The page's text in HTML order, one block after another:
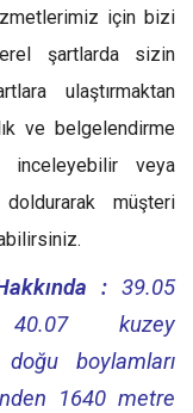
için bizi
şartlarda sizin
ulaştırmaktan
ve belgelendirme
inceleyebilir veya
müşteri
: 39.05
kuzey
boylamları
1640 metre